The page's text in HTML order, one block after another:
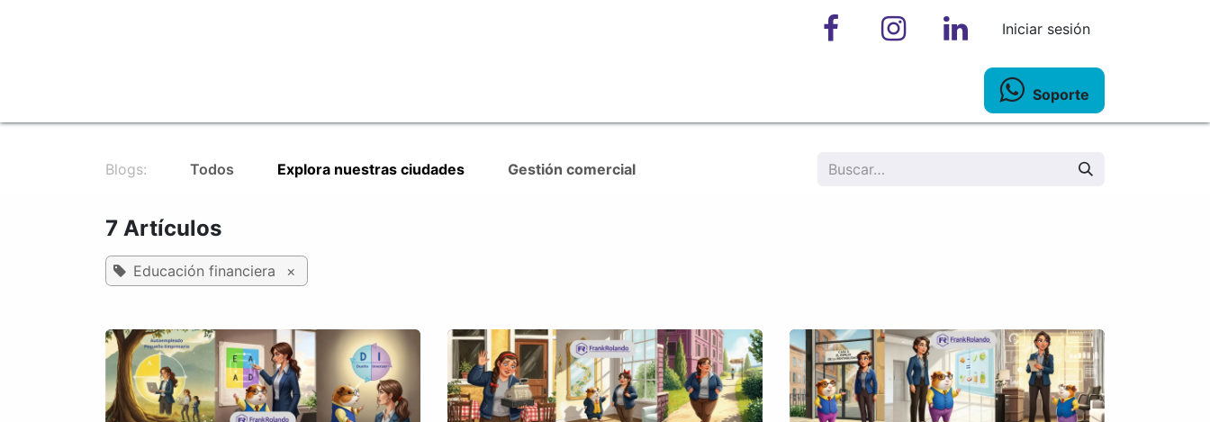
Iniciar sesión
Soporte
Blogs: Todos Explora nuestras ciudades Gestión comercial
7 Artículos
Educación financiera ×